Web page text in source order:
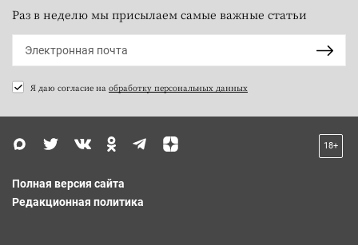
Раз в неделю мы присылаем самые важные статьи
Я даю согласие на обработку персональных данных
18+
Полная версия сайта
Редакционная политика